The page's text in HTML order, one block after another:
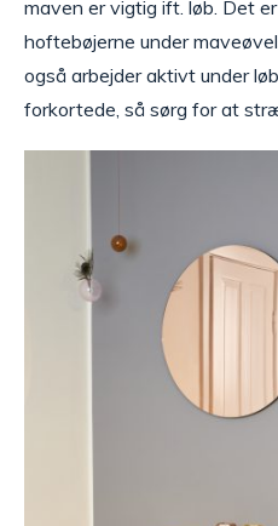
maven er vigtig ift. løb. Det
hoftebøjerne under
også arbejder aktivt under
forkortede, så sørg for at